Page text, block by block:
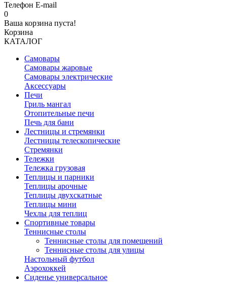
Телефон E-mail
0
Ваша корзина пуста!
Корзина
КАТАЛОГ
Самовары
Самовары жаровые
Самовары электрические
Аксессуары
Печи
Гриль мангал
Отопительные печи
Печь для бани
Лестницы и стремянки
Лестницы телескопические
Стремянки
Тележки
Тележка грузовая
Теплицы и парники
Теплицы арочные
Теплицы двухскатные
Теплицы мини
Чехлы для теплиц
Спортивные товары
Теннисные столы
Теннисные столы для помещений
Теннисные столы для улицы
Настольный футбол
Аэрохоккей
Сиденье универсальное